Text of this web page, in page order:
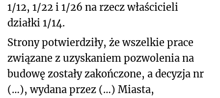
1/12, 1/22 i 1/26 na rzecz właścicieli
działki 1/14.
Strony potwierdziły, że wszelkie prace
związane z uzyskaniem pozwolenia na
budowę zostały zakończone, a decyzja nr
(…), wydana przez (…) Miasta,